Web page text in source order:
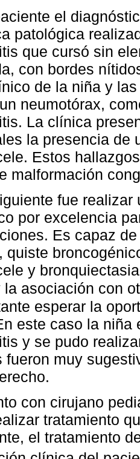
el
patológica
que cursó sin
con bordes
de la niña y
neumotórax,
La clínica
la presencia de
Estos
malformación
fue
por excelencia
Es capaz
quiste
y
la asociación con
esperar la
este caso la niña
y se pudo
fueron muy
con cirujano
tratamiento
el tratamiento